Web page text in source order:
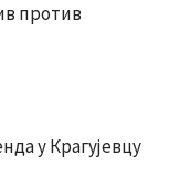
против
у Крагујевцу